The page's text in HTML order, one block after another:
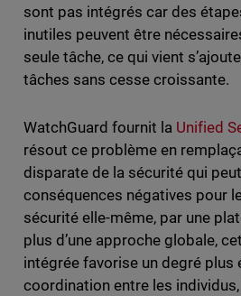
sont pas intégrés car des
inutiles peuvent être
seule tâche, ce qui vient
tâches sans cesse croissante.
WatchGuard fournit la Unified
résout ce problème en
disparate de la sécurité qui
conséquences négatives pour
sécurité elle-même, par une
plus d’une approche globale,
intégrée favorise un degré plus
coordination entre les